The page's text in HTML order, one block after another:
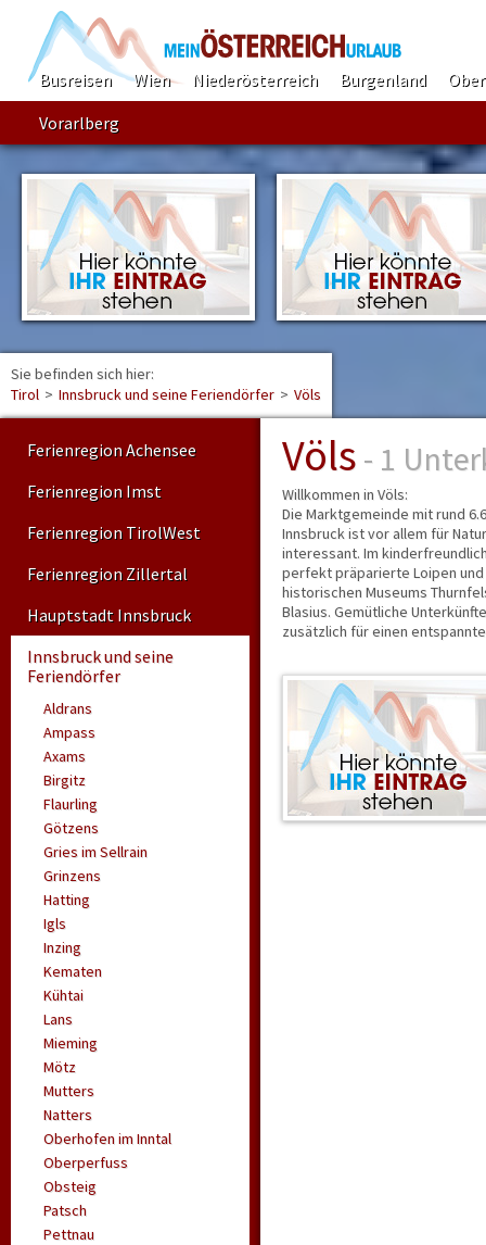
Busreisen Wien Niederösterreich Burgenland
Vorarlberg
Sie befinden sich hier:
Tirol > Innsbruck und seine Feriendörfer > Völs
Ferienregion Achensee
Ferienregion Imst
Ferienregion TirolWest
Ferienregion Zillertal
Hauptstadt Innsbruck
Innsbruck und seine
Feriendörfer
Aldrans
Ampass
Axams
Birgitz
Flaurling
Götzens
Gries im Sellrain
Grinzens
Hatting
Igls
Inzing
Kematen
Kühtai
Lans
Mieming
Mötz
Mutters
Natters
Oberhofen im Inntal
Oberperfuss
Obsteig
Patsch
Pettnau
Völs - 1
Willkommen in Völs:
Die Marktgemeinde mit rund
Innsbruck ist vor allem für
interessant. Im
perfekt präparierte Loipen
historischen Museums
Blasius. Gemütliche
zusätzlich für einen